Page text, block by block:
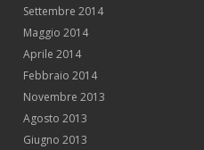
Settembre 2014
Maggio 2014
Aprile 2014
Febbraio 2014
Novembre 2013
Agosto 2013
Giugno 2013